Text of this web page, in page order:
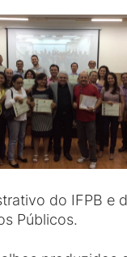
do IFPB e
Públicos.